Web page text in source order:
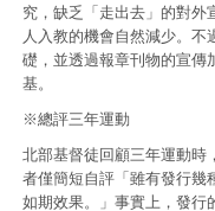
究，缺乏「走出去」的對外
人入教的機會自然減少。
礎，並透過報章刊物的宣傳
基。
※總評三年運動
北部基督徒回顧三年運動時
者僅簡短自評「雖有發行幾
如期效果。」事實上，發行